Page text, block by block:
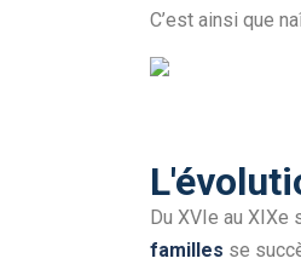
C’est ainsi que
Du XVIe au
familles se